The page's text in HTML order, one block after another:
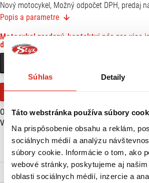
Súhlas Detaily
Táto webstránka používa súbory
Na prispôsobenie obsahu a reklám,
sociálnych médií a analýzu
súbory cookie. Informácie o tom, ako
webové stránky, poskytujeme aj
oblasti sociálnych médií, inzercie a
Nový motocykel, Možný odpočet DPH, predaj
Možná aj výmena za starší motocykel, 6 rokov
motocykla vernostná karta ktorá zaručuje
Popis a parametre
Motocykel predaný, kontaktuj nás pre viac
dostupnosti
Pozri alternatívy
Objem motora (cm3): 156,9
Výkon (kW):
VIAC O PRODUKTE
Popis a parametre